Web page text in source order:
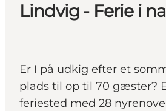
Oplevelser
Overnatning
Planlæg ferien
Lindvig - Ferie i
Er I på udkig efter et
plads til op til 70 gæster?
feriested med 28